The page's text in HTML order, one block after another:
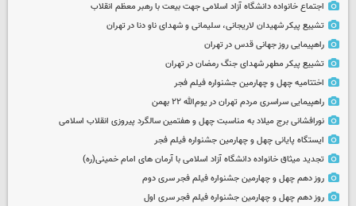
اجتماع خانواده دانشگاه آزاد اسلامی جهت بیعت با رهبر معظم انقلاب
تشییع پیکر شهیدان لاریجانی، سلیمانی و شهدای ناو دنا در تهران
راهپیمایی روز جهانی قدس در تهران
تشییع پیکر مطهر شهدای جنگ رمضان در تهران
اختتامیه چهل و چهارمین جشنواره فیلم فجر
راهپیمایی سراسری مردم تهران در یوم‌الله ۲۲ بهمن
نورافشانی برج میلاد به مناسبت چهل‌ و هفتمین سالگرد پیروزی انقلاب اسلامی
ایستگاه پایانی چهل و چهارمین جشنواره فیلم فجر
تجدید میثاق خانواده دانشگاه آزاد اسلامی با آرمان های امام خمینی(ره)
روز دهم چهل و چهارمین جشنواره فیلم فجر سری دوم
روز دهم چهل و چهارمین جشنواره فیلم فجر سری اول